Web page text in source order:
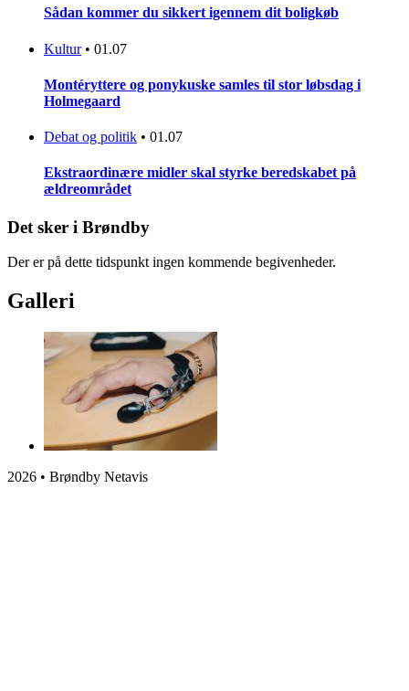
Sådan kommer du sikkert igennem dit boligkøb
Kultur • 01.07
Montéryttere og ponykuske samles til stor løbsdag i
Holmegaard
Debat og politik • 01.07
Ekstraordinære midler skal styrke beredskabet på
ældreområdet
Det sker i Brøndby
Der er på dette tidspunkt ingen kommende begivenheder.
Galleri
2026 • Brøndby Netavis